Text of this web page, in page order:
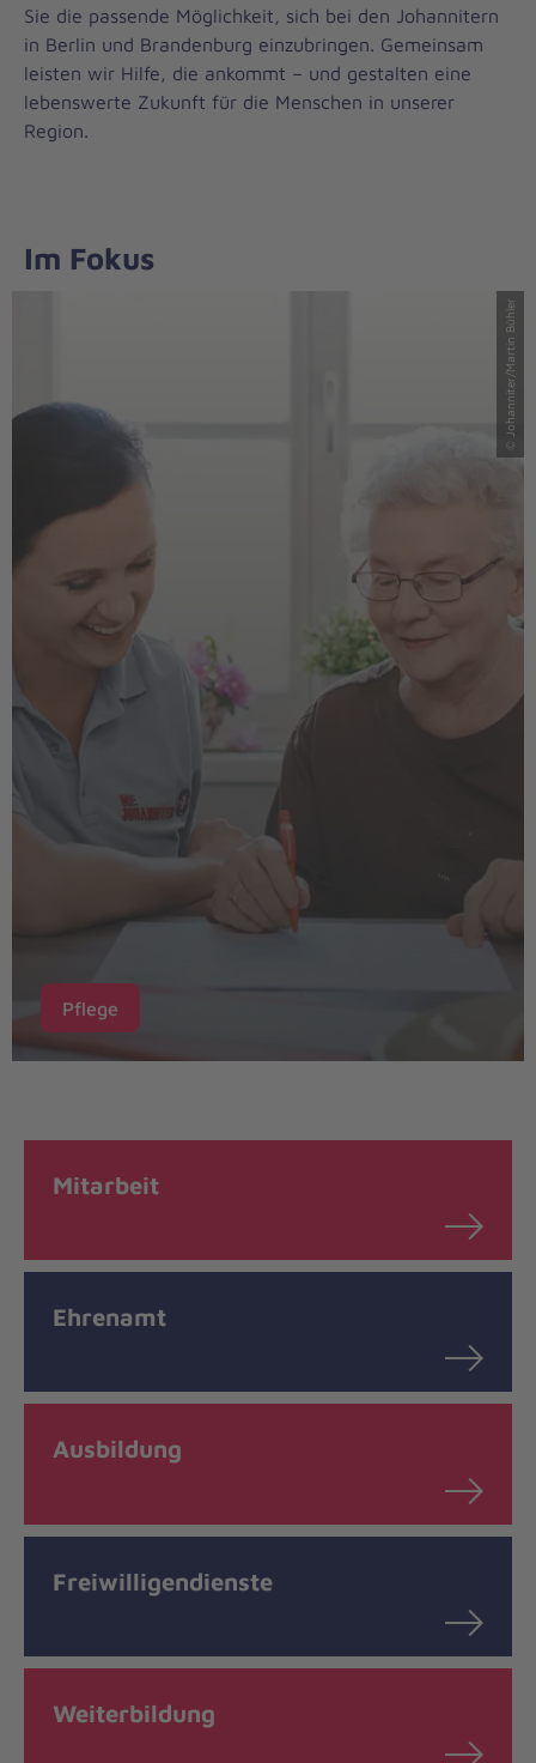
Sie die passende Möglichkeit, sich bei den Johannitern
in Berlin und Brandenburg einzubringen. Gemeinsam
leisten wir Hilfe, die ankommt – und gestalten eine
lebenswerte Zukunft für die Menschen in unserer
Region.
Im Fokus
© Johanniter/Martin Bühler
Pflege
Mitarbeit
Ehrenamt
Ausbildung
Freiwilligendienste
Weiterbildung